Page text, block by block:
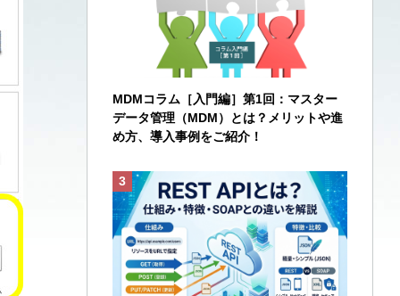
MDMコラム［入門編］第1回：マスター
データ管理（MDM）とは？メリットや進
め方、導入事例をご紹介！